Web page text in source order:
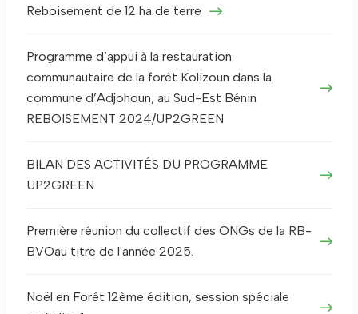
Reboisement de 12 ha de terre
Programme d’appui à la restauration
communautaire de la forêt Kolizoun dans la
commune d’Adjohoun, au Sud-Est Bénin
REBOISEMENT 2024/UP2GREEN
BILAN DES ACTIVITÉS DU PROGRAMME
UP2GREEN
Première réunion du collectif des ONGs de la RB-
BVOau titre de l'année 2025.
Noël en Forêt 12ème édition, session spéciale